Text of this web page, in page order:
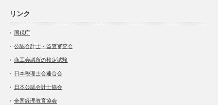
リンク
国税庁
公認会計士・監査審査会
商工会議所の検定試験
日本税理士会連合会
日本公認会計士協会
全国経理教育協会